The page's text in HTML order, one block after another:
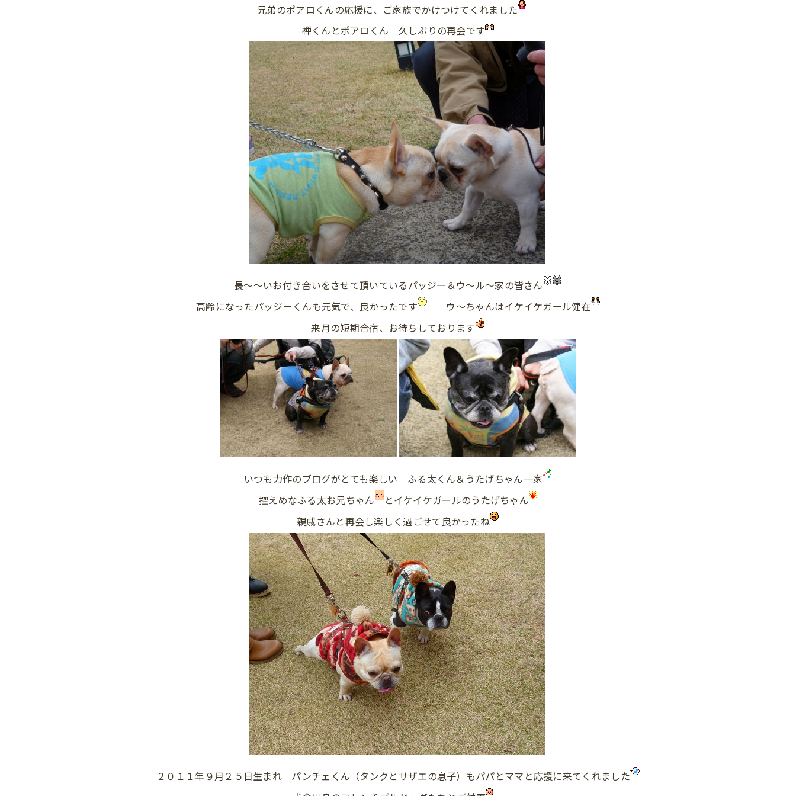
兄弟のポアロくんの応援に、ご家族でかけつけてくれました
禅くんとポアロくん 久しぶりの再会です
長～～いお付き合いをさせて頂いているパッジー＆ウ～ル～家の皆さん
高齢になったパッジーくんも元気で、良かったです
ウ～ちゃんはイケイケガール健在
来月の短期合宿、お待ちしております
いつも力作のブログがとても楽しい ふる太くん＆うたげちゃん一家
控えめなふる太お兄ちゃん
とイケイケガールのうたげちゃん
親戚さんと再会し楽しく過ごせて良かったね
２０１１年９月２５日生まれ パンチェくん（タンクとサザエの息子）もパパとママと応援に来てくれました